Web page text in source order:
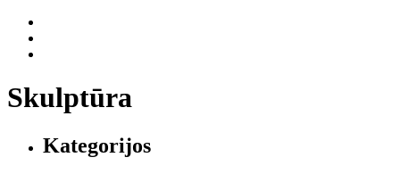
Skulptūra
Kategorijos